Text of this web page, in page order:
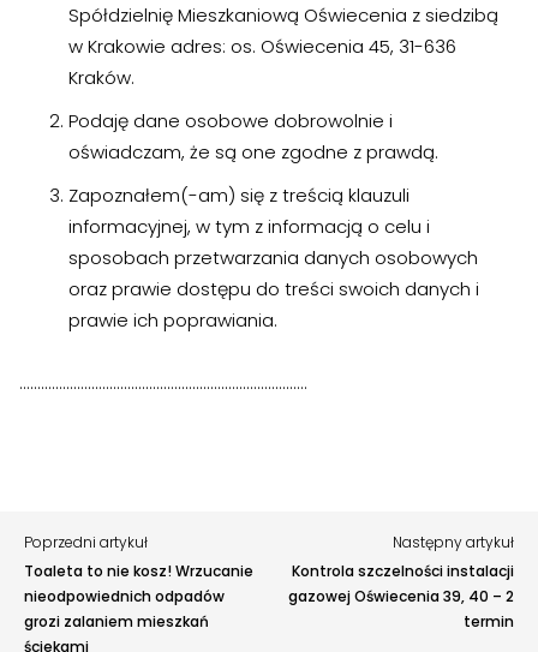
Spółdzielnię Mieszkaniową Oświecenia z siedzibą
w Krakowie adres: os. Oświecenia 45, 31-636
Kraków.
Podaję dane osobowe dobrowolnie i
oświadczam, że są one zgodne z prawdą.
Zapoznałem(-am) się z treścią klauzuli
informacyjnej, w tym z informacją o celu i
sposobach przetwarzania danych osobowych
oraz prawie dostępu do treści swoich danych i
prawie ich poprawiania.
……………………………………………………………………..
Poprzedni artykuł
Toaleta to nie kosz! Wrzucanie
nieodpowiednich odpadów
grozi zalaniem mieszkań
ściekami
Następny artykuł
Kontrola szczelności instalacji
gazowej Oświecenia 39, 40 – 2
termin
Zgłoś problem lub uwagę
Twoja opinia pomaga nam ulepszać serwis
Tu możesz zgłosić uwagi do strony internetowej lub